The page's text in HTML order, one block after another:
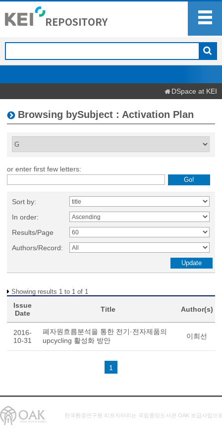
DSpace at KEI
Browsing bySubject : Activation Plan
or enter first few letters:
Sort by:
In order:
Results/Page
Authors/Record:
Showing results 1 to 1 of 1
Issue
Date
Title Author(s)
2016-
10-31
폐자원흐름분석을 통한 전기·전자제품의
upcycling 활성화 방안
이희선
1
한국환경연구원 리포지터리는 국립중앙도서관 OAK 보급사업